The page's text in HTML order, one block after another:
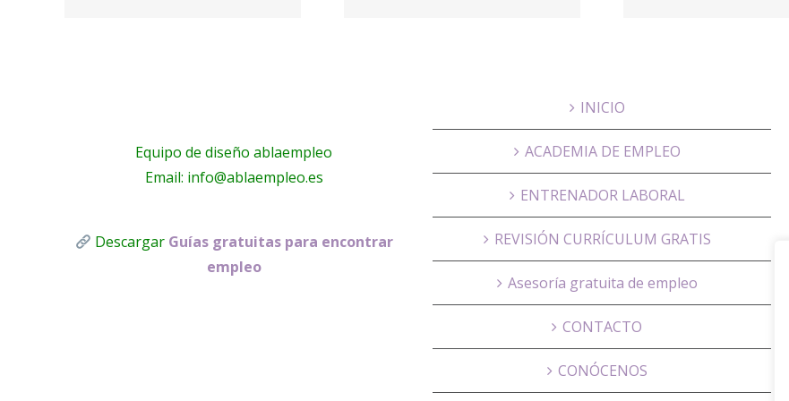
Equipo de diseño ablaempleo
Email: info@ablaempleo.es
Descargar Guías gratuitas para encontrar
empleo
INICIO
ACADEMIA DE EMPLEO
ENTRENADOR LABORAL
REVISIÓN CURRÍCULUM GRATIS
Asesoría gratuita de empleo
CONTACTO
CONÓCENOS